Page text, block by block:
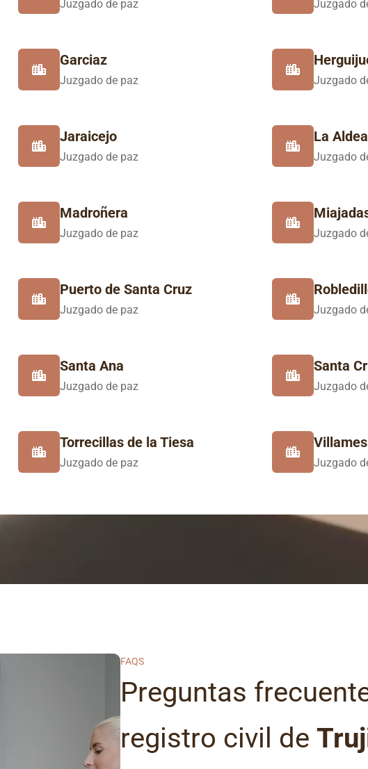
Juzgado de paz Juzgado
Garciaz
Juzgado de paz Juzgado
Jaraicejo
Juzgado de paz
La
Juzgado
Madroñera
Juzgado de paz Juzgado
Puerto de Santa Cruz
Juzgado de paz Juzgado
Santa Ana
Juzgado de paz
Santa
Juzgado
Torrecillas de la Tiesa
Juzgado de paz Juzgado
FAQS
Preguntas
registro civil de